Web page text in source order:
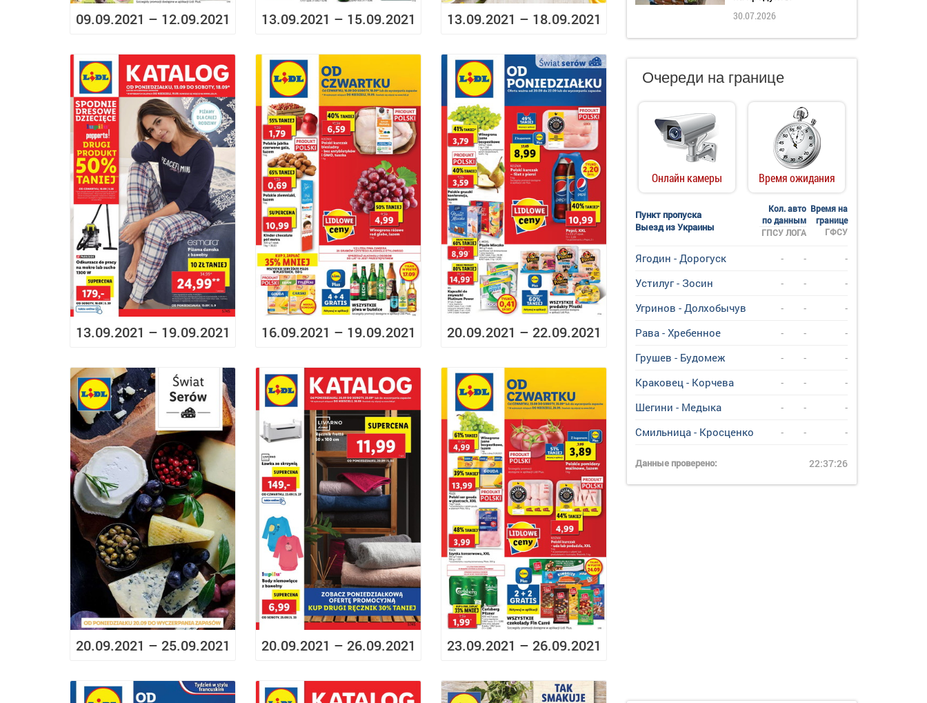
09.09.2021 – 12.09.2021 13.09.2021 – 15.09.2021 13.09.2021 – 18.09.2021
13.09.2021 – 19.09.2021 16.09.2021 – 19.09.2021 20.09.2021 – 22.09.2021
20.09.2021 – 25.09.2021 20.09.2021 – 26.09.2021 23.09.2021 – 26.09.2021
30.07.2026
Очереди на границе
Онлайн камеры Время ожидания
Пункт пропуска
Выезд из Украины
Кол. авто
по данным
Время на
границе
ГФСУ
ГПСУ ЛОГА
Ягодин - Дорогуск - -
-
Устилуг - Зосин
- -
-
Угринов - Долхобычув
- -
-
Рава - Хребенное
- -
-
Грушев - Будомеж
- -
-
Краковец - Корчева
- -
-
Шегини - Медыка
- -
-
Смильница - Кросценко
- - -
Данные проверено: 22:37:26